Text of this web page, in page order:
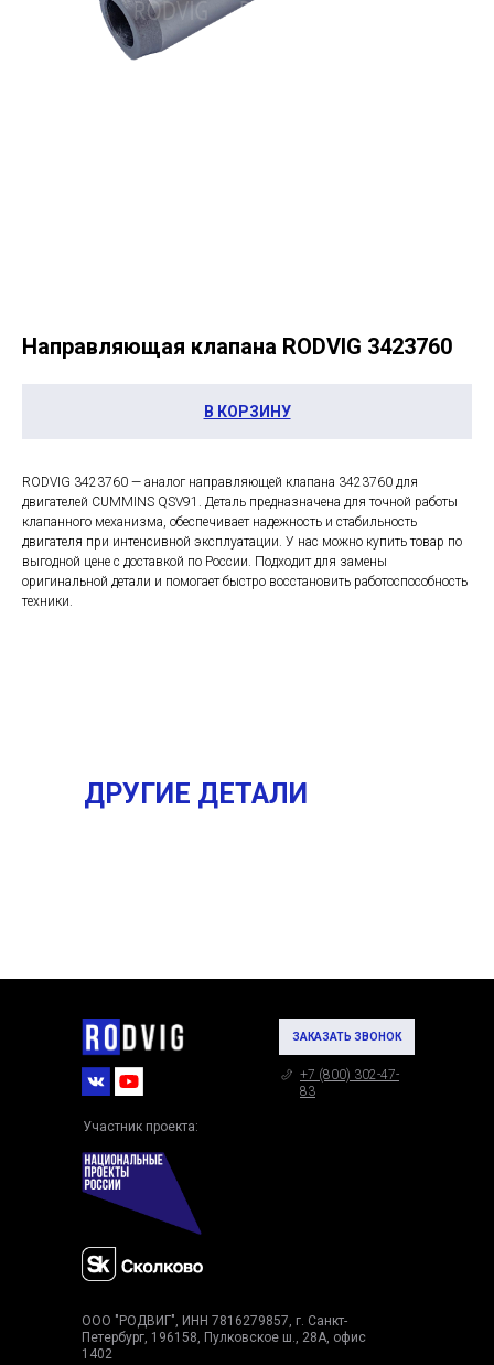
Направляющая клапана RODVIG 3423760
В КОРЗИНУ
RODVIG 3423760 — аналог направляющей клапана 3423760 для
двигателей CUMMINS QSV91. Деталь предназначена для точной работы
клапанного механизма, обеспечивает надежность и стабильность
двигателя при интенсивной эксплуатации. У нас можно купить товар по
выгодной цене с доставкой по России. Подходит для замены
оригинальной детали и помогает быстро восстановить работоспособность
техники.
ДРУГИЕ ДЕТАЛИ
ЗАКАЗАТЬ ЗВОНОК
ООО "РОДВИГ", ИНН 7816279857, г. Санкт-
Петербург, 196158, Пулковское ш., 28А, офис
1402
Участник проекта:
+7 (800) 302-47-
83